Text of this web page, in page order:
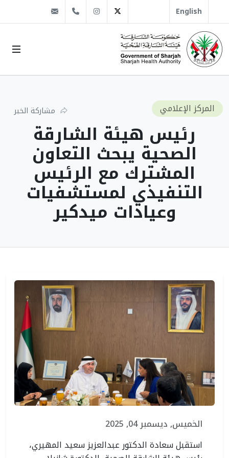
English
Twitter
Instagram
1666 509 6 971+
المركز الإعلامي مشاركة الخبر
رئيس هيئة الشارقة
الصحية يبحث التعاون
المشترك مع الرئيس
التنفيذي لمستشفيات
وعيادات ميدكير
الخميس, ديسمبر 04, 2025
استقبل سعادة الدكتور عبدالعزيز سعيد المهيري،